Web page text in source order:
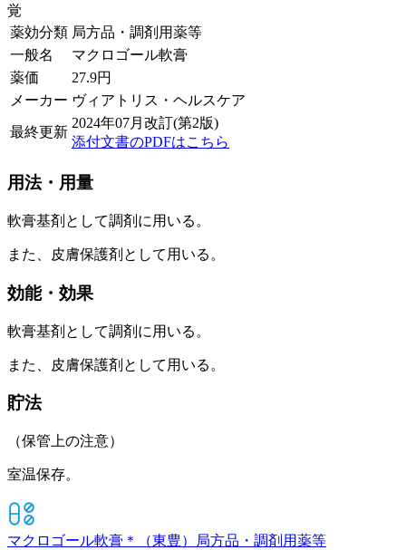
覚
薬効分類 局方品・調剤用薬等
一般名
マクロゴール軟膏
薬価
27.9円
メーカー ヴィアトリス・ヘルスケア
最終更新
2024年07月改訂(第2版)
添付文書のPDFはこちら
用法・用量
軟膏基剤として調剤に用いる。
また、皮膚保護剤として用いる。
効能・効果
軟膏基剤として調剤に用いる。
また、皮膚保護剤として用いる。
貯法
（保管上の注意）
室温保存。
マクロゴール軟膏＊（東豊） 局方品・調剤用薬等